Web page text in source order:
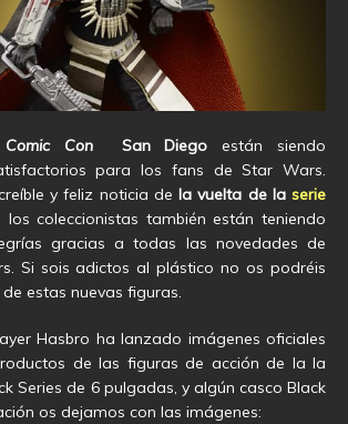
Comic Con San Diego están siendo
para los fans de Star Wars.
y feliz noticia de la vuelta de la serie
los coleccionistas también están teniendo
gracias a todas las novedades de
Si sois adictos al plástico no os podréis
estas nuevas figuras.
Hasbro ha lanzado imágenes oficiales
de las figuras de acción de la la
Series de 6 pulgadas, y algún casco Black
os dejamos con las imágenes: